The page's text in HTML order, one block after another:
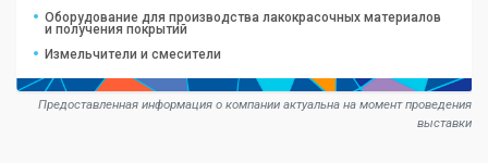
Оборудование для производства лакокрасочных материалов
и получения покрытий
Измельчители и смесители
Предоставленная информация о компании актуальна на момент проведения
выставки